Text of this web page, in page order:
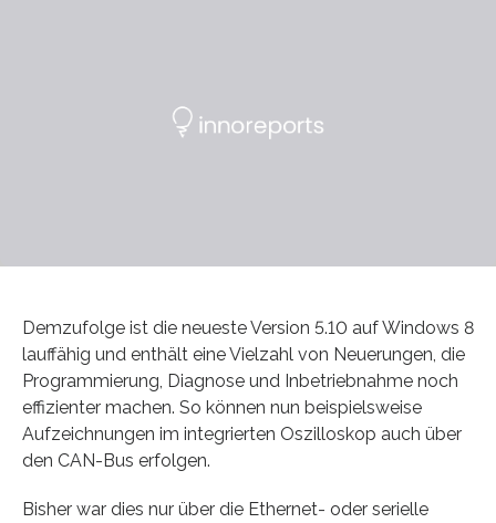
Demzufolge ist die neueste Version 5.10 auf Windows 8
lauffähig und enthält eine Vielzahl von Neuerungen, die
Programmierung, Diagnose und Inbetriebnahme noch
effizienter machen. So können nun beispielsweise
Aufzeichnungen im integrierten Oszilloskop auch über
den CAN-Bus erfolgen.
Bisher war dies nur über die Ethernet- oder serielle